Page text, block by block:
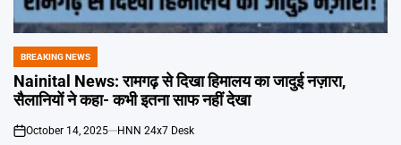
POSTED
IN
BREAKING NEWS
Nainital News: रामगढ़ से दिखा हिमालय का जादुई नज़ारा,
सैलानियों ने कहा- कभी इतना साफ नहीं देखा
on
October 14, 2025 HNN 24x7 Desk